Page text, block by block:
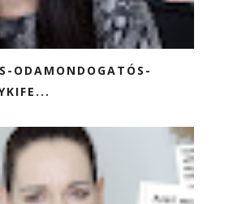
ODAMONDOGATÓS-